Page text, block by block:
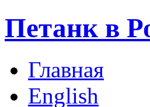
Петанк в
Главная
English